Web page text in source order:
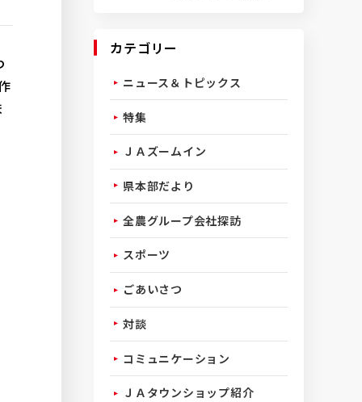
カテゴリー
ニュース＆トピックス
特集
ＪＡズームイン
県本部だより
全農グループ会社探訪
スポーツ
ごあいさつ
対談
コミュニケーション
ＪＡタウンショップ紹介